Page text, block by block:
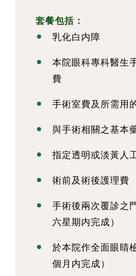
套餐包括：
乳化白内障
本院眼科專科醫生
費
手術室費及所需用
與手術相關之基本
指定透明或淡黃人
術前及術後護理費
手術後兩次覆診之
六星期内完成）
於本院作全面眼睛
個月内完成）